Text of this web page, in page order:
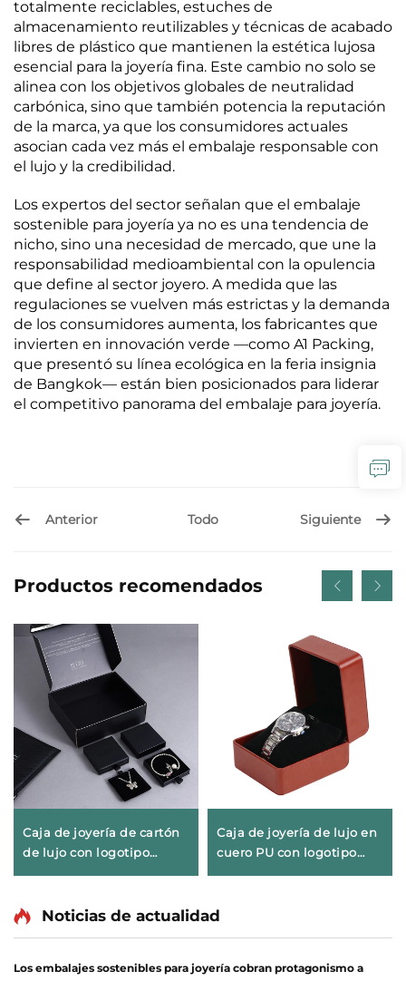
totalmente reciclables, estuches de
almacenamiento reutilizables y técnicas de acabado
libres de plástico que mantienen la estética lujosa
esencial para la joyería fina. Este cambio no solo se
alinea con los objetivos globales de neutralidad
carbónica, sino que también potencia la reputación
de la marca, ya que los consumidores actuales
asocian cada vez más el embalaje responsable con
el lujo y la credibilidad.
Los expertos del sector señalan que el embalaje
sostenible para joyería ya no es una tendencia de
nicho, sino una necesidad de mercado, que une la
responsabilidad medioambiental con la opulencia
que define al sector joyero. A medida que las
regulaciones se vuelven más estrictas y la demanda
de los consumidores aumenta, los fabricantes que
invierten en innovación verde —como A1 Packing,
que presentó su línea ecológica en la feria insignia
de Bangkok— están bien posicionados para liderar
el competitivo panorama del embalaje para joyería.
Anterior Todo Siguiente
Productos recomendados
Caja de joyería de cartón
de lujo con logotipo
cinta para embalaje de
Caja de joyería de lujo en
cuero PU con logotipo
organizador portátil de
anillos y collares
Noticias de actualidad
Los embalajes sostenibles para joyería cobran protagonismo a